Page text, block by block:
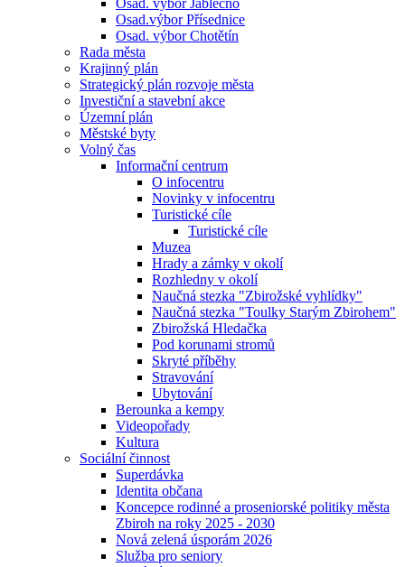
Osad. výbor Jablečno
Osad.výbor Přísednice
Osad. výbor Chotětín
Rada města
Krajinný plán
Strategický plán rozvoje města
Investiční a stavební akce
Územní plán
Městské byty
Volný čas
Informační centrum
O infocentru
Novinky v infocentru
Turistické cíle
Turistické cíle
Muzea
Hrady a zámky v okolí
Rozhledny v okolí
Naučná stezka "Zbirožské vyhlídky"
Naučná stezka "Toulky Starým Zbirohem"
Zbirožská Hledačka
Pod korunami stromů
Skryté příběhy
Stravování
Ubytování
Berounka a kempy
Videopořady
Kultura
Sociální činnost
Superdávka
Identita občana
Koncepce rodinné a proseniorské politiky města
Zbiroh na roky 2025 - 2030
Nová zelená úsporám 2026
Služba pro seniory